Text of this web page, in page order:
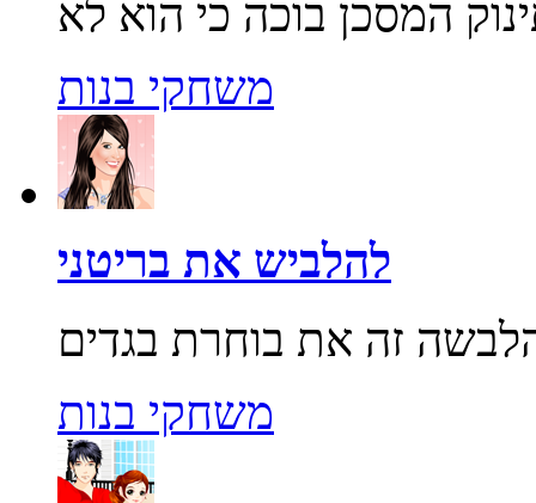
משחקי בנות
להלביש את בריטני
משחקי בנות